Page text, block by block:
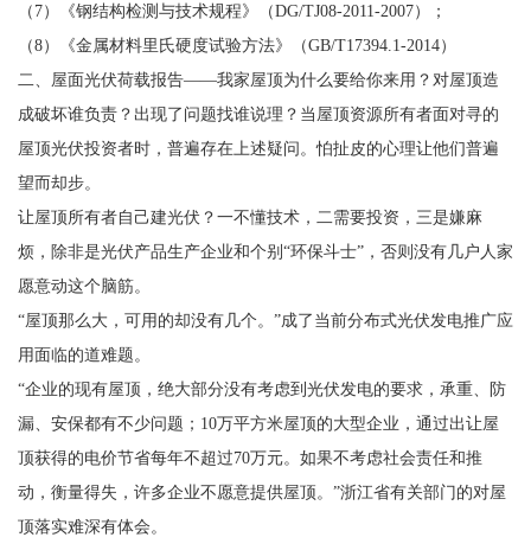
（7）《钢结构检测与技术规程》（DG/TJ08-2011-2007）；
（8）《金属材料里氏硬度试验方法》（GB/T17394.1-2014）
二、屋面光伏荷载报告——我家屋顶为什么要给你来用？对屋顶造
成破坏谁负责？出现了问题找谁说理？当屋顶资源所有者面对寻的
屋顶光伏投资者时，普遍存在上述疑问。怕扯皮的心理让他们普遍
望而却步。
让屋顶所有者自己建光伏？一不懂技术，二需要投资，三是嫌麻
烦，除非是光伏产品生产企业和个别“环保斗士”，否则没有几户人家
愿意动这个脑筋。
“屋顶那么大，可用的却没有几个。”成了当前分布式光伏发电推广应
用面临的道难题。
“企业的现有屋顶，绝大部分没有考虑到光伏发电的要求，承重、防
漏、安保都有不少问题；10万平方米屋顶的大型企业，通过出让屋
顶获得的电价节省每年不超过70万元。如果不考虑社会责任和推
动，衡量得失，许多企业不愿意提供屋顶。”浙江省有关部门的对屋
顶落实难深有体会。